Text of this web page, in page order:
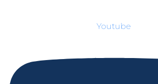
Youtube